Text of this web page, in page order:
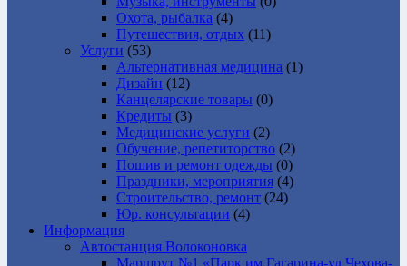
Охота, рыбалка (4)
Путешествия, отдых (11)
Услуги (53)
Альтернативная медицина (1)
Дизайн (12)
Канцелярские товары (0)
Кредиты (3)
Медицинские услуги (2)
Обучение, репетиторство (2)
Пошив и ремонт одежды (0)
Праздники, мероприятия (4)
Строительство, ремонт (24)
Юр. консультации (4)
Информация
Автостанция Волоконовка
Маршрут №1 «Парк им.Гагарина-ул.Чехова-